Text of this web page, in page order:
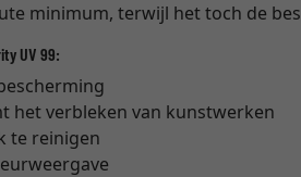
minimum, terwijl het toch de
UV 99:
het verbleken van kunstwerken
te reinigen